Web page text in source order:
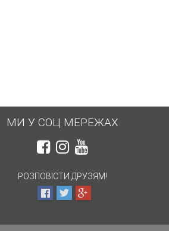
МИ У СОЦ МЕРЕЖАХ
РОЗПОВІСТИ ДРУЗЯМ!